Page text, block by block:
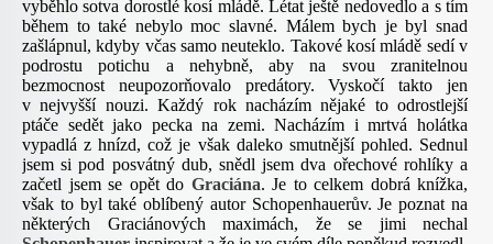
vyběhlo sotva dorostlé kosí mládě. Létat ještě nedovedlo a s tím
během to také nebylo moc slavné. Málem bych je byl snad
zašlápnul, kdyby včas samo neuteklo. Takové kosí mládě sedí v
podrostu potichu a nehybně, aby na svou zranitelnou
bezmocnost neupozorňovalo predátory. Vyskočí takto jen
v nejvyšší nouzi. Každý rok nacházím nějaké to odrostlejší
ptáče sedět jako pecka na zemi. Nacházím i mrtvá holátka
vypadlá z hnízd, což je však daleko smutnější pohled. Sednul
jsem si pod posvátný dub, snědl jsem dva ořechové rohlíky a
začetl jsem se opět do Graciána. Je to celkem dobrá knížka,
však to byl také oblíbený autor Schopenhauerův. Je poznat na
některých Graciánových maximách, že se jimi nechal